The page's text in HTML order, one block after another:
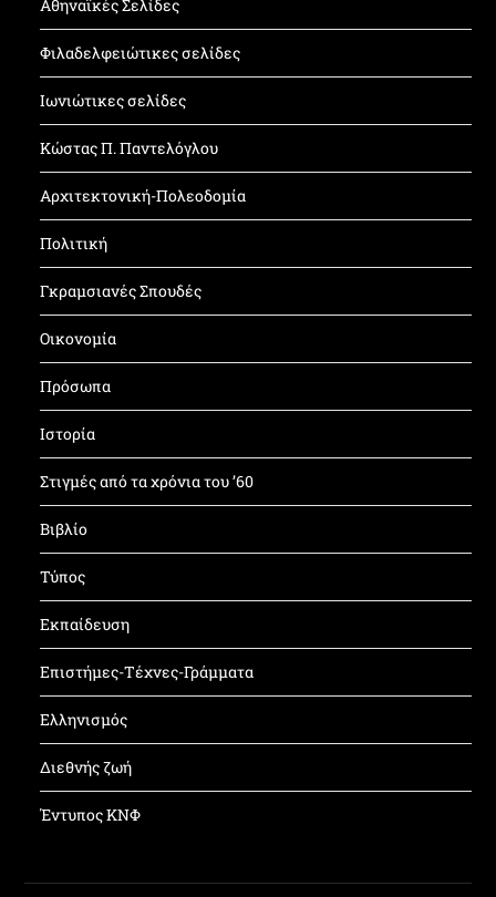
Αθηναϊκές Σελίδες
Φιλαδελφειώτικες σελίδες
Ιωνιώτικες σελίδες
Κώστας Π. Παντελόγλου
Αρχιτεκτονική-Πολεοδομία
Πολιτική
Γκραμσιανές Σπουδές
Οικονομία
Πρόσωπα
Ιστορία
Στιγμές από τα χρόνια του ’60
Βιβλίο
Τύπος
Εκπαίδευση
Επιστήμες-Τέχνες-Γράμματα
Ελληνισμός
Διεθνής ζωή
Έντυπος ΚΝΦ